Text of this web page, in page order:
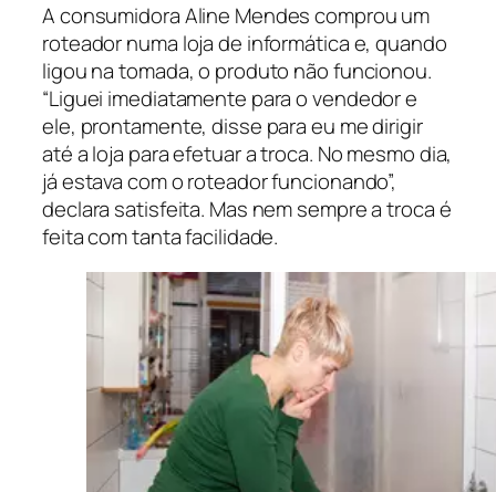
A consumidora Aline Mendes comprou um
roteador numa loja de informática e, quando
ligou na tomada, o produto não funcionou.
“Liguei imediatamente para o vendedor e
ele, prontamente, disse para eu me dirigir
até a loja para efetuar a troca. No mesmo dia,
já estava com o roteador funcionando”,
declara satisfeita. Mas nem sempre a troca é
feita com tanta facilidade.